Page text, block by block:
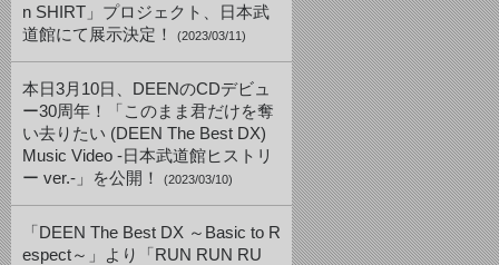
n SHIRT」プロジェクト、日本武
道館にて展示決定！
(2023/03/11)
本日3月10日、DEENのCDデビュ
ー30周年！「このまま君だけを奪
い去りたい (DEEN The Best DX)
Music Video -日本武道館ヒストリ
ー ver.-」を公開！
(2023/03/10)
「DEEN The Best DX ～Basic to R
espect～」より「RUN RUN RU